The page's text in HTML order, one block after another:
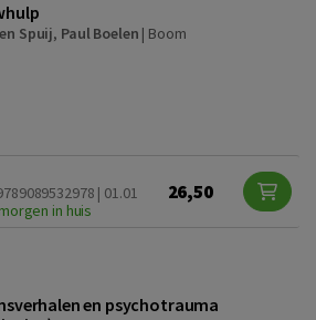
Spuij, Paul Boelen | Boom
| 01.01
in huis
26,50
en psychotrauma